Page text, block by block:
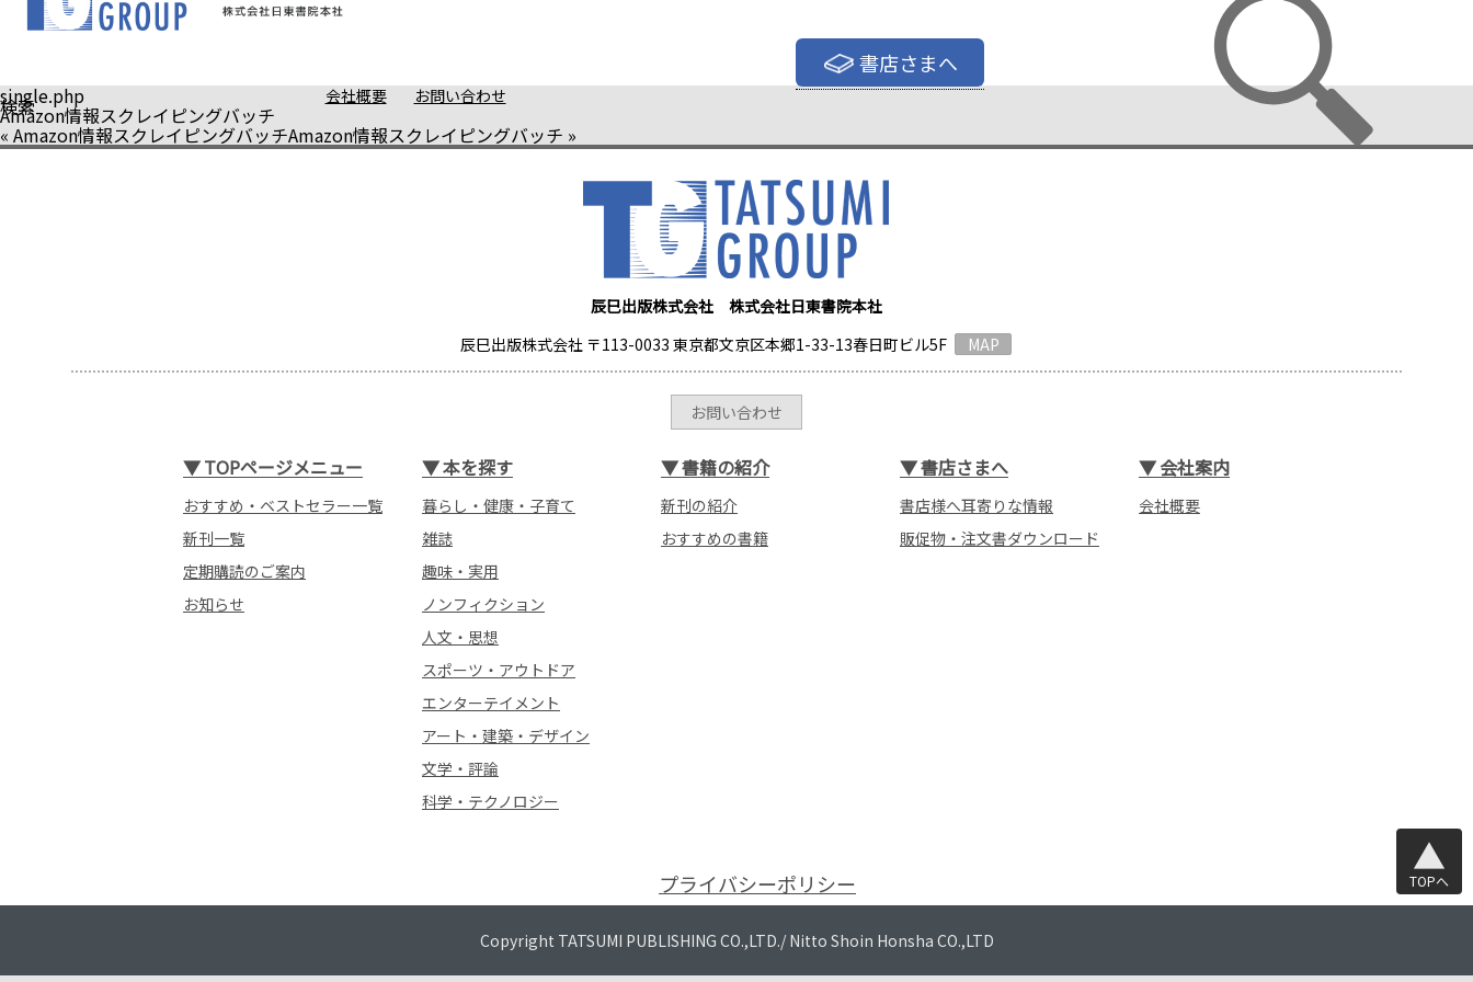
書店さまへ
会社概要 お問い合わせ
検索
single.php
Amazon情報スクレイピングバッチ
« Amazon情報スクレイピングバッチAmazon情報スクレイピングバッチ »
辰巳出版株式会社 株式会社日東書院本社
辰巳出版株式会社 〒113-0033 東京都文京区本郷1-33-13春日町ビル5F
MAP
お問い合わせ
▼TOPページメニュー
おすすめ・ベストセラー一覧
新刊一覧
定期購読のご案内
お知らせ
▼本を探す
暮らし・健康・子育て
雑誌
趣味・実用
ノンフィクション
人文・思想
スポーツ・アウトドア
エンターテイメント
アート・建築・デザイン
文学・評論
科学・テクノロジー
▼書籍の紹介
新刊の紹介
おすすめの書籍
▼書店さまへ
書店様へ耳寄りな情報
販促物・注文書ダウンロード
▼会社案内
会社概要
プライバシーポリシー TOPへ
Copyright TATSUMI PUBLISHING CO.,LTD./ Nitto Shoin Honsha CO.,LTD